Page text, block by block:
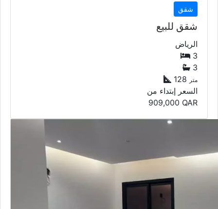
شقق
شقق للبيع
الرياض
3
3
128
متر
السعر إبتداء من
909,000 QAR